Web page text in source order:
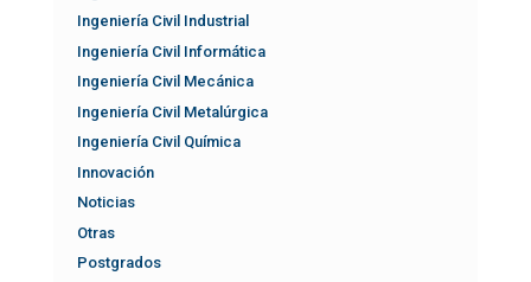
Ingeniería Civil Industrial
Ingeniería Civil Informática
Ingeniería Civil Mecánica
Ingeniería Civil Metalúrgica
Ingeniería Civil Química
Innovación
Noticias
Otras
Postgrados